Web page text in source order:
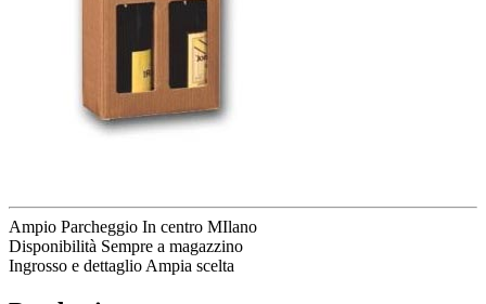
Ampio Parcheggio In centro MIlano
Disponibilità Sempre a magazzino
Ingrosso e dettaglio Ampia scelta